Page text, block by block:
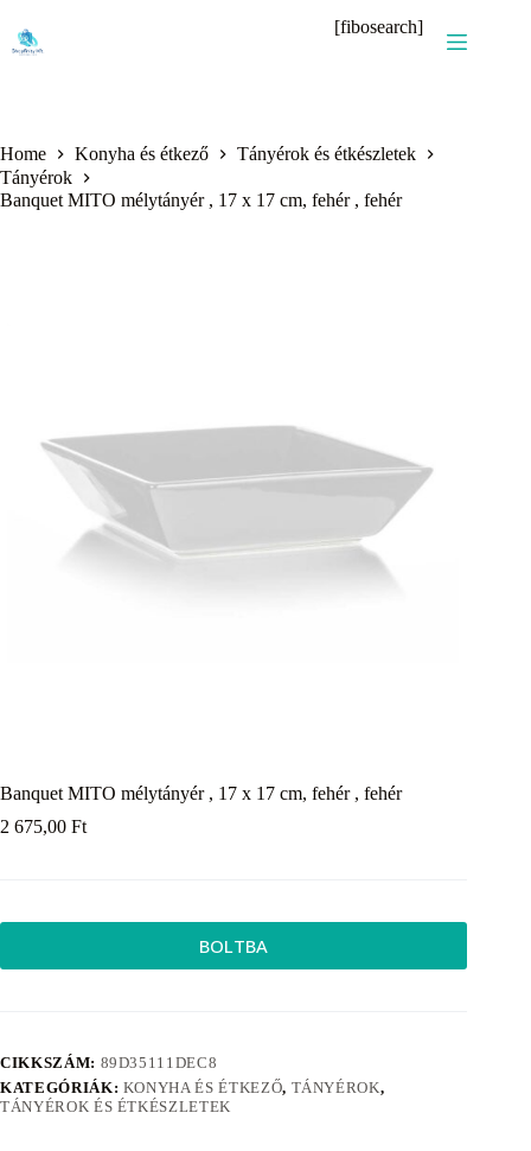
content
[fibosearch]
Home Konyha és étkező
Tányérok és étkészletek
Tányérok
Banquet MITO mélytányér , 17 x 17 cm, fehér , fehér
Banquet MITO mélytányér , 17 x 17 cm, fehér , fehér
2 675,00 Ft
BOLTBA
CIKKSZÁM: 89D35111DEC8
KATEGÓRIÁK: KONYHA ÉS ÉTKEZŐ, TÁNYÉROK,
TÁNYÉROK ÉS ÉTKÉSZLETEK